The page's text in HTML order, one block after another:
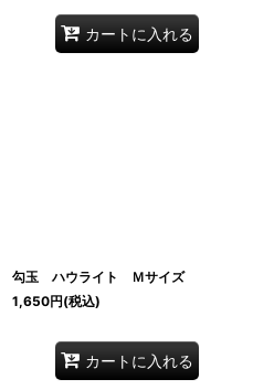
カートに入れる
勾玉 ハウライト Ｍサイズ
1,650円(税込)
カートに入れる